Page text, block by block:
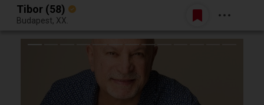
Egy jó randiból bármi lehet.
Belépés
Tibor (58)
Budapest, XX.